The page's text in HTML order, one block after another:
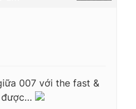
007 với the fast &
được…